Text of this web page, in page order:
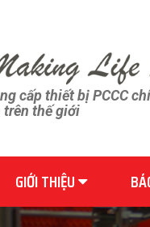
cấp thiết bị PCCC
trên thế giới
GIỚI THIỆU